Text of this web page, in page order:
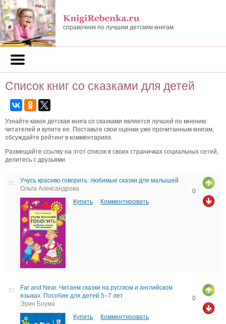
справочник по лучшим детским книгам
Список книг со сказками для детей
Узнайте какая детская книга со сказками является лучшей по мнению
читателей и купите ее. Поставьте свои оценки уже прочитанным книгам,
обсуждайте рейтинг в комментариях.
Размещайте ссылку на этот список в своих страничках социальных сетей,
делитесь с друзьями.
51.
Учусь красиво говорить: любимые сказки для малышей
Ольга Александрова
0
Купить
Комментировать
52.
Far and Near. Читаем сказки на русском и английском
языках. Пособие для детей 5–7 лет
Эрин Боума
0
Купить Комментировать